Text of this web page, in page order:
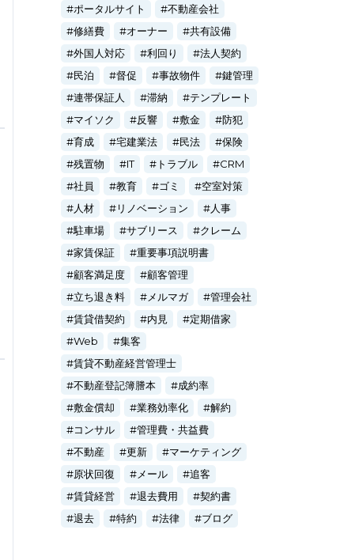
ポータルサイト
不動産会社
修繕費
オーナー
共有設備
外国人対応
利回り
法人契約
民泊
督促 事故物件
鍵管理
連帯保証人
滞納
テンプレート
マイソク
反響 敷金
防犯
育成
宅建業法 民法
保険
残置物
IT トラブル
CRM
社員
教育 ゴミ
空室対策
人材
リノベーション
人事
駐車場
サブリース
クレーム
家賃保証
重要事項説明書
顧客満足度
顧客管理
立ち退き料
メルマガ
管理会社
賃貸借契約
内見
定期借家
Web
集客
賃貸不動産経営管理士
不動産登記簿謄本
成約率
敷金償却
業務効率化
解約
コンサル
管理費・共益費
不動産
更新
マーケティング
原状回復
メール
追客
賃貸経営
退去費用
契約書
退去
特約 法律 ブログ